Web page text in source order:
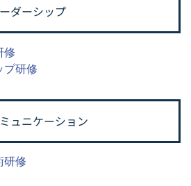
ダーシップ
修
プ研修
ュニケーション
研修